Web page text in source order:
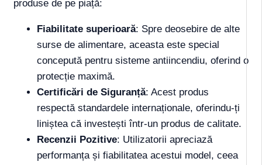
produse de pe piață:
Fiabilitate superioară: Spre deosebire de alte
surse de alimentare, aceasta este special
concepută pentru sisteme antiincendiu, oferind o
protecție maximă.
Certificări de Siguranță: Acest produs
respectă standardele internaționale, oferindu-ți
liniștea că investești într-un produs de calitate.
Recenzii Pozitive: Utilizatorii apreciază
performanța și fiabilitatea acestui model, ceea